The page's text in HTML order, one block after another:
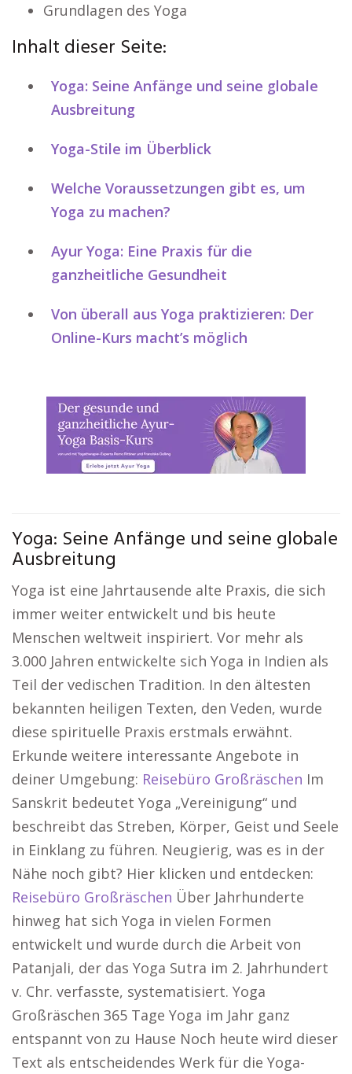
Grundlagen des Yoga
Inhalt dieser Seite:
Yoga: Seine Anfänge und seine globale
Ausbreitung
Yoga-Stile im Überblick
Welche Voraussetzungen gibt es, um
Yoga zu machen?
Ayur Yoga: Eine Praxis für die
ganzheitliche Gesundheit
Von überall aus Yoga praktizieren: Der
Online-Kurs macht’s möglich
Yoga: Seine Anfänge und seine globale
Ausbreitung
Yoga ist eine Jahrtausende alte Praxis, die sich
immer weiter entwickelt und bis heute
Menschen weltweit inspiriert. Vor mehr als
3.000 Jahren entwickelte sich Yoga in Indien als
Teil der vedischen Tradition. In den ältesten
bekannten heiligen Texten, den Veden, wurde
diese spirituelle Praxis erstmals erwähnt.
Erkunde weitere interessante Angebote in
deiner Umgebung: Reisebüro Großräschen Im
Sanskrit bedeutet Yoga „Vereinigung“ und
beschreibt das Streben, Körper, Geist und Seele
in Einklang zu führen. Neugierig, was es in der
Nähe noch gibt? Hier klicken und entdecken:
Reisebüro Großräschen Über Jahrhunderte
hinweg hat sich Yoga in vielen Formen
entwickelt und wurde durch die Arbeit von
Patanjali, der das Yoga Sutra im 2. Jahrhundert
v. Chr. verfasste, systematisiert. Yoga
Großräschen 365 Tage Yoga im Jahr ganz
entspannt von zu Hause Noch heute wird dieser
Text als entscheidendes Werk für die Yoga-